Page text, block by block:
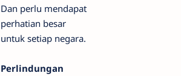
Dan perlu mendapat
perhatian besar
untuk setiap negara.
Perlindungan